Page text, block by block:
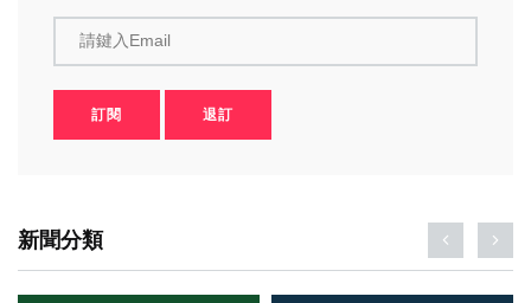
請鍵入Email
訂閱 退訂
新聞分類